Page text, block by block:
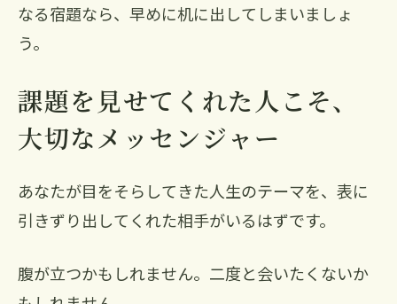
なる宿題なら、早めに机に出してしまいましょ
う。
課題を見せてくれた人こそ、
大切なメッセンジャー
あなたが目をそらしてきた人生のテーマを、表に
引きずり出してくれた相手がいるはずです。
腹が立つかもしれません。二度と会いたくないか